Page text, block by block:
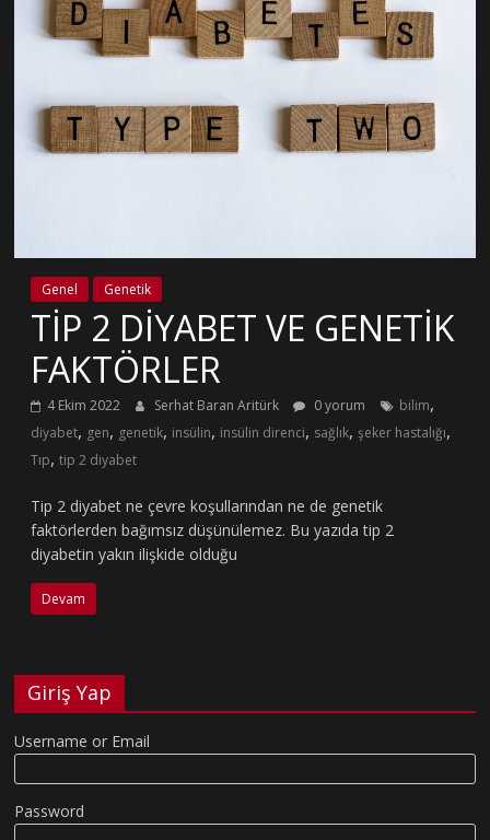
Genel Genetik
TİP 2 DİYABET VE GENETİK
FAKTÖRLER
4 Ekim 2022 Serhat Baran Aritürk 0 yorum bilim,
diyabet, gen, genetik, insülin, insülin direnci, sağlık,şeker hastalığı,
Tıp,tip 2 diyabet
Tip 2 diyabet ne çevre koşullarından ne de genetik
faktörlerden bağımsız düşünülemez. Bu yazıda tip 2
diyabetin yakın ilişkide olduğu
Devam
Giriş Yap
Username or Email
Password